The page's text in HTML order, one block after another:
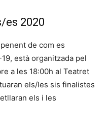
es 2020
de com es
està organitzada pel
a les 18:00h al Teatret
els/les sis finalistes
els i les